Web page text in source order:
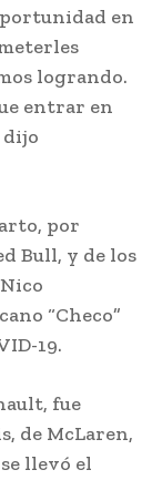
en
logrando.
entrar en
dijo
por
Bull, y de los
“Checo”
19.
fue
de McLaren,
llevó el